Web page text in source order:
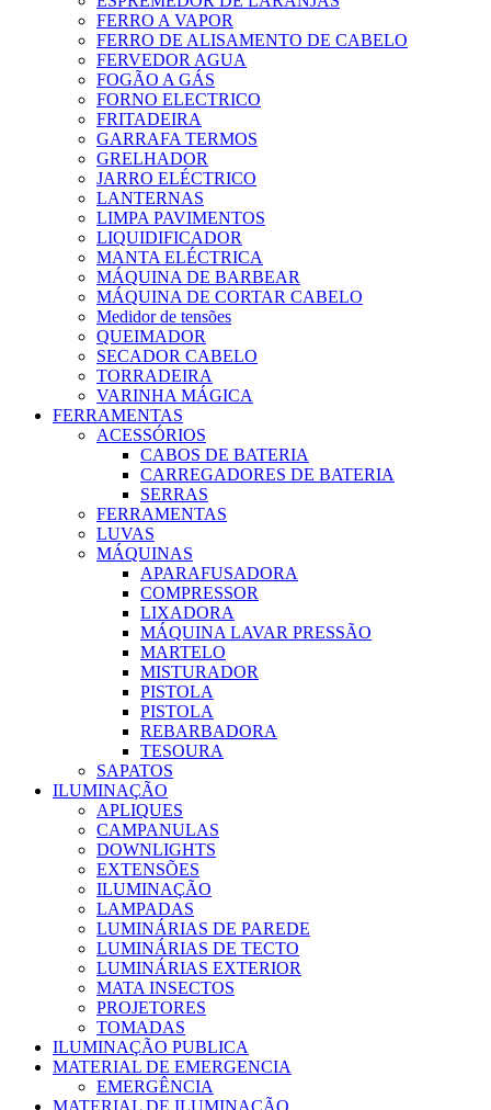
FERRO A VAPOR
FERRO DE ALISAMENTO DE CABELO
FERVEDOR AGUA
FOGÃO A GÁS
FORNO ELECTRICO
FRITADEIRA
GARRAFA TERMOS
GRELHADOR
JARRO ELÉCTRICO
LANTERNAS
LIMPA PAVIMENTOS
LIQUIDIFICADOR
MANTA ELÉCTRICA
MÁQUINA DE BARBEAR
MÁQUINA DE CORTAR CABELO
Medidor de tensões
QUEIMADOR
SECADOR CABELO
TORRADEIRA
VARINHA MÁGICA
FERRAMENTAS
ACESSÓRIOS
CABOS DE BATERIA
CARREGADORES DE BATERIA
SERRAS
FERRAMENTAS
LUVAS
MÁQUINAS
APARAFUSADORA
COMPRESSOR
LIXADORA
MÁQUINA LAVAR PRESSÃO
MARTELO
MISTURADOR
PISTOLA
PISTOLA
REBARBADORA
TESOURA
SAPATOS
ILUMINAÇÃO
APLIQUES
CAMPANULAS
DOWNLIGHTS
EXTENSÕES
ILUMINAÇÃO
LAMPADAS
LUMINÁRIAS DE PAREDE
LUMINÁRIAS DE TECTO
LUMINÁRIAS EXTERIOR
MATA INSECTOS
PROJETORES
TOMADAS
ILUMINAÇÃO PUBLICA
MATERIAL DE EMERGENCIA
EMERGÊNCIA
MATERIAL DE ILUMINAÇÃO